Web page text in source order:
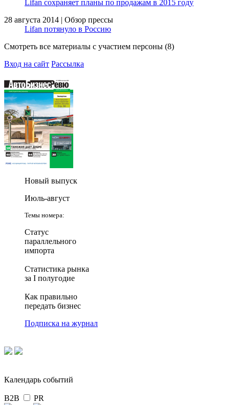
Lifan сохраняет планы по продажам в 2015 году
28 августа 2014 | Обзор прессы
Lifan потянуло в Россию
Смотреть все материалы с участием персоны (8)
Вход на сайт Рассылка
Новый выпуск
Июль-август
Темы номера:
Статус
параллельного
импорта
Статистика рынка
за I полугодие
Как правильно
передать бизнес
Подписка на журнал
Календарь событий
B2B PR